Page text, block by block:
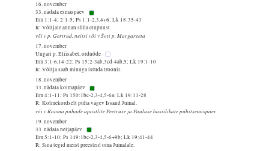
16. november
33. nädala esmaspäev
Ilm 1:1-4; 2:1-5; Ps 1:1-2,3,4+6; Lk 18:35-43
R: Võitjale annan süüa elupuust.
või v p. Gertrud, neitsi või v Šoti p. Margareeta
17. november
Ungari p. Eliisabet, orduõde
Ilm 3:1-6,14-22; Ps 15:2-3ab,3cd-4ab,5; Lk 19:1-10
R: Võitja saab minuga istuda troonil.
18. november
33. nädala kolmapäev
Ilm 4:1-11; Ps 150:1bc-2,3-4,5-6a; Lk 19:11-28
R: Kolmekordselt püha vägev Issand Jumal.
või v Rooma pühade apostlite Peetruse ja Pauluse basiilikate pühitsemispäev
19. november
33. nädala neljapäev
Ilm 5:1-10; Ps 149:1bc-2,3-4,5-6+9b; Lk 19:41-44
R: Sina tegid meist preestrid oma Jumalale.